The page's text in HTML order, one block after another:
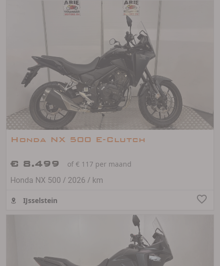
Honda NX 500 E-Clutch
€ 8.499
of € 117 per maand
Honda NX 500 / 2026 / km
IJsselstein